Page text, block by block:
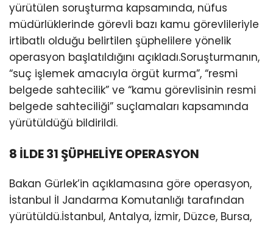
yürütülen soruşturma kapsamında, nüfus
müdürlüklerinde görevli bazı kamu görevlileriyle
irtibatlı olduğu belirtilen şüphelilere yönelik
operasyon başlatıldığını açıkladı.Soruşturmanın,
“suç işlemek amacıyla örgüt kurma”, “resmi
belgede sahtecilik” ve “kamu görevlisinin resmi
belgede sahteciliği” suçlamaları kapsamında
yürütüldüğü bildirildi.
8 İLDE 31 ŞÜPHELİYE OPERASYON
Bakan Gürlek’in açıklamasına göre operasyon,
İstanbul İl Jandarma Komutanlığı tarafından
yürütüldü.İstanbul, Antalya, İzmir, Düzce, Bursa,